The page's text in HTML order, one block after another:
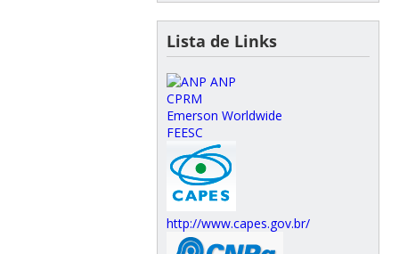
Lista de Links
ANP
CPRM
Emerson Worldwide
FEESC
http://www.capes.gov.br/